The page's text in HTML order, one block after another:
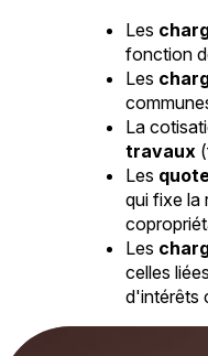
Les
fonction
Les
La
travaux
Les
qui fixe la
Les
celles
d'intérêts